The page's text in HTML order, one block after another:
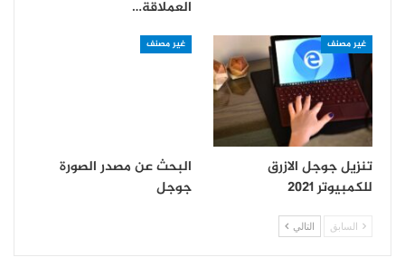
العملاقة…
غير مصنف
تنزيل جوجل الازرق
للكمبيوتر 2021
غير مصنف
البحث عن مصدر الصورة
جوجل
السابق التالي